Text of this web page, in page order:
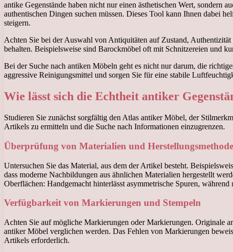
antike Gegenstände haben nicht nur einen ästhetischen Wert, sondern
authentischen Dingen suchen müssen. Dieses Tool kann Ihnen dabei
steigern.
Achten Sie bei der Auswahl von Antiquitäten auf Zustand,
behalten. Beispielsweise sind Barockmöbel oft mit Schnitzereien und
Bei der Suche nach antiken Möbeln geht es nicht nur darum, die
aggressive Reinigungsmittel und sorgen Sie für eine stabile
Wie lässt sich die Echtheit antiker
Studieren Sie zunächst sorgfältig den Atlas antiker Möbel, der
Artikels zu ermitteln und die Suche nach Informationen einzugrenzen.
Überprüfung von Materialien und
Untersuchen Sie das Material, aus dem der Artikel besteht.
dass moderne Nachbildungen aus ähnlichen Materialien hergestellt
Oberflächen: Handgemacht hinterlässt asymmetrische Spuren,
Verfügbarkeit von Markierungen und Stempeln
Achten Sie auf mögliche Markierungen oder Markierungen. Originale
antiker Möbel verglichen werden. Das Fehlen von Markierungen
Artikels erforderlich.